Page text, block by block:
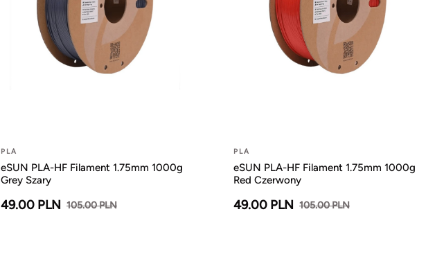
PLA
eSUN PLA-HF Filament 1.75mm 1000g
Grey Szary
49.00 PLN 105.00 PLN
PLA
eSUN PLA-HF Filament 1.75mm 1000g
Red Czerwony
49.00 PLN 105.00 PLN